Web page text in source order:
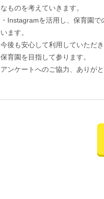
なものを考えていきます。
・Instagramを活用し、保育園
います。
今後も安心して利用していただ
保育園を目指して参ります。
アンケートへのご協力、ありが